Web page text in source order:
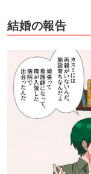
結婚の報告